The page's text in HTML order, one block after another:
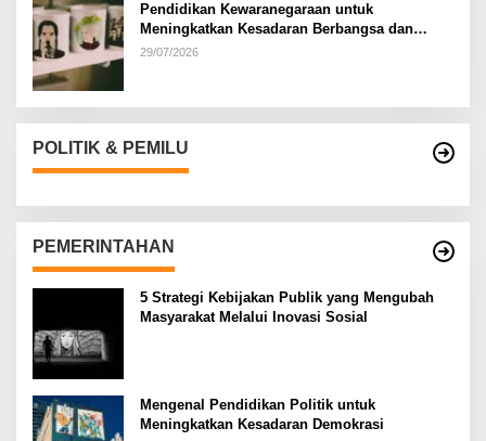
Pendidikan Kewaranegaraan untuk
Meningkatkan Kesadaran Berbangsa dan
Bernegara di…
29/07/2026
POLITIK & PEMILU
PEMERINTAHAN
5 Strategi Kebijakan Publik yang Mengubah
Masyarakat Melalui Inovasi Sosial
Mengenal Pendidikan Politik untuk
Meningkatkan Kesadaran Demokrasi